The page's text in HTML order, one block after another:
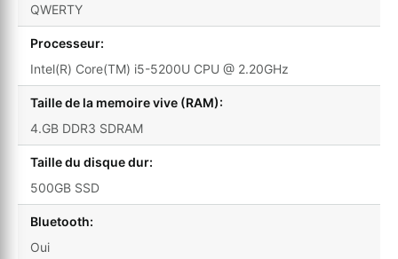
QWERTY
Processeur:
Intel(R) Core(TM) i5-5200U CPU @ 2.20GHz
Taille de la memoire vive (RAM):
4.GB DDR3 SDRAM
Taille du disque dur:
500GB SSD
Bluetooth:
Oui